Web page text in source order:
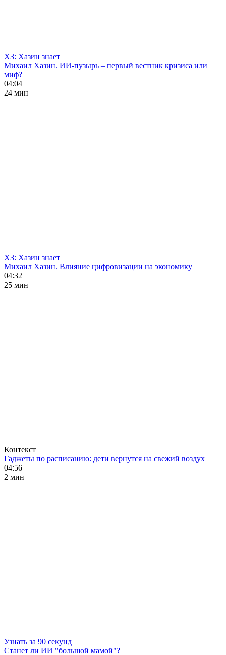
ХЗ: Хазин знает
Михаил Хазин. ИИ-пузырь – первый вестник кризиса или
миф?
04:04
24 мин
ХЗ: Хазин знает
Михаил Хазин. Влияние цифровизации на экономику
04:32
25 мин
Контекст
Гаджеты по расписанию: дети вернутся на свежий воздух
04:56
2 мин
Узнать за 90 секунд
Станет ли ИИ "большой мамой"?